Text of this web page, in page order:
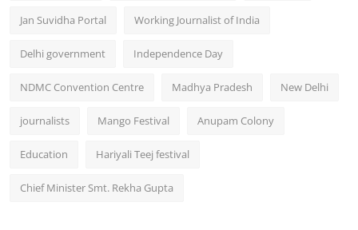
Jan Suvidha Portal Working Journalist of India
Delhi government Independence Day
NDMC Convention Centre Madhya Pradesh New Delhi
journalists Mango Festival Anupam Colony
Education Hariyali Teej festival
Chief Minister Smt. Rekha Gupta